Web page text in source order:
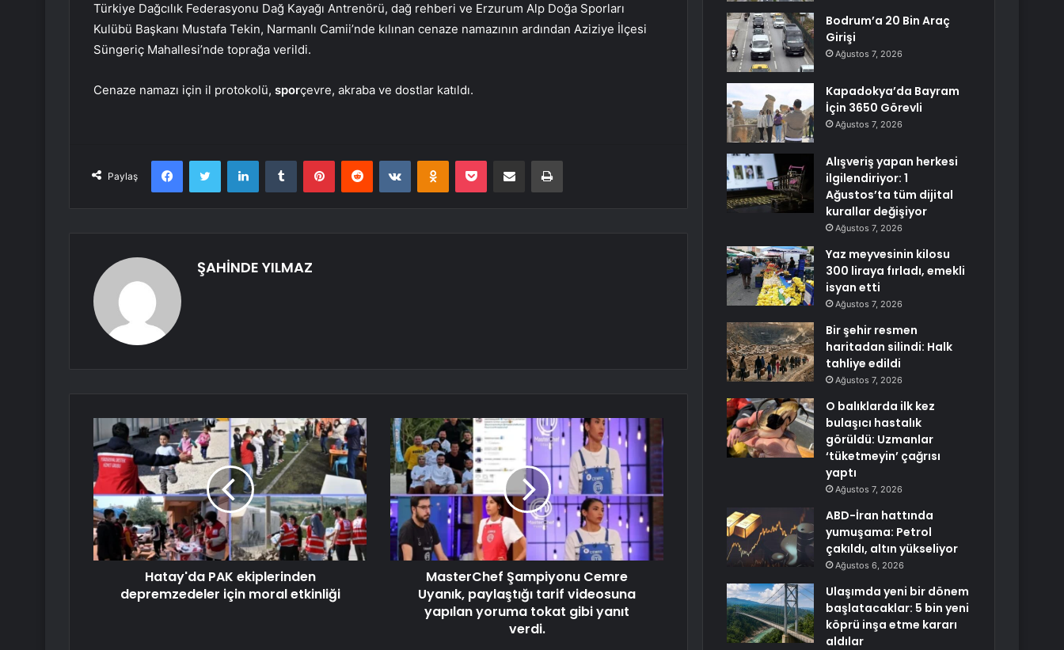
Türkiye Dağcılık Federasyonu Dağ Kayağı Antrenörü, dağ rehberi ve Erzurum Alp Doğa Sporları
Kulübü Başkanı Mustafa Tekin, Narmanlı Camii’nde kılınan cenaze namazının ardından Aziziye İlçesi
Süngeriç Mahallesi’nde toprağa verildi.
Cenaze namazı için il protokolü, sporçevre, akraba ve dostlar katıldı.
Paylaş
FacebookTwitter LinkedInTumblr PinterestReddit VKontakteOdnoklassniki
Pocket E-Posta ile paylaş Yazdır
ŞAHİNDE YILMAZ
Hatay'da PAK ekiplerinden
depremzedeler için moral etkinliği
MasterChef Şampiyonu Cemre
Uyanık, paylaştığı tarif videosuna
yapılan yoruma tokat gibi yanıt
verdi.
Bodrum’a 20 Bin Araç
Girişi
Ağustos 7, 2026
Kapadokya’da Bayram
İçin 3650 Görevli
Ağustos 7, 2026
Alışveriş yapan herkesi
ilgilendiriyor: 1
Ağustos’ta tüm dijital
kurallar değişiyor
Ağustos 7, 2026
Yaz meyvesinin kilosu
300 liraya fırladı, emekli
isyan etti
Ağustos 7, 2026
Bir şehir resmen
haritadan silindi: Halk
tahliye edildi
Ağustos 7, 2026
O balıklarda ilk kez
bulaşıcı hastalık
görüldü: Uzmanlar
‘tüketmeyin’ çağrısı
yaptı
Ağustos 7, 2026
ABD-İran hattında
yumuşama: Petrol
çakıldı, altın yükseliyor
Ağustos 6, 2026
Ulaşımda yeni bir dönem
başlatacaklar: 5 bin yeni
köprü inşa etme kararı
aldılar